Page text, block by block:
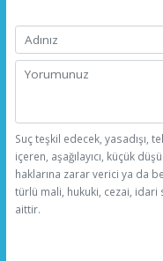
Suç teşkil edecek, yasadışı,
içeren, aşağılayıcı, küçük
haklarına zarar verici ya da
türlü mali, hukuki, cezai, idari
aittir.